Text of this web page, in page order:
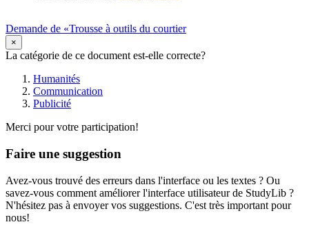
Demande de «Trousse à outils du courtier
×
La catégorie de ce document est-elle correcte?
Humanités
Communication
Publicité
Merci pour votre participation!
Faire une suggestion
Avez-vous trouvé des erreurs dans l'interface ou les textes ? Ou
savez-vous comment améliorer l'interface utilisateur de StudyLib ?
N'hésitez pas à envoyer vos suggestions. C'est très important pour
nous!